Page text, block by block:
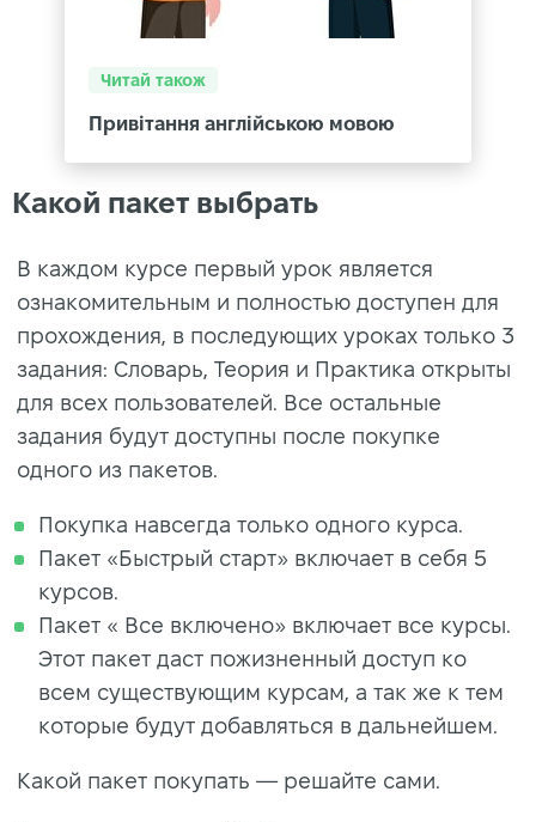
Читай також
Привітання англійською мовою
Какой пакет выбрать
В каждом курсе первый урок является
ознакомительным и полностью доступен для
прохождения, в последующих уроках только 3
задания: Словарь, Теория и Практика открыты
для всех пользователей. Все остальные
задания будут доступны после покупке
одного из пакетов.
Покупка навсегда только одного курса.
Пакет «Быстрый старт» включает в себя 5
курсов.
Пакет « Все включено» включает все курсы.
Этот пакет даст пожизненный доступ ко
всем существующим курсам, а так же к тем
которые будут добавляться в дальнейшем.
Какой пакет покупать — решайте сами.